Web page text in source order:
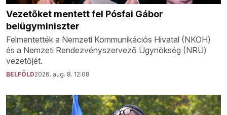
Vezetőket mentett fel Pósfai Gábor
belügyminiszter
Felmentették a Nemzeti Kommunikációs Hivatal (NKOH)
és a Nemzeti Rendezvényszervező Ügynökség (NRÜ)
vezetőjét.
BELFÖLD2026. aug. 8. 12:08